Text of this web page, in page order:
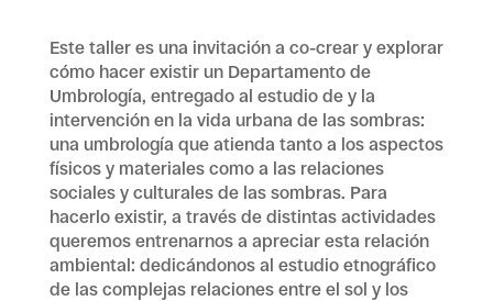
Este taller es una invitación a co-crear y explorar
cómo hacer existir un Departamento de
Umbrología, entregado al estudio de y la
intervención en la vida urbana de las sombras:
una umbrología que atienda tanto a los aspectos
físicos y materiales como a las relaciones
sociales y culturales de las sombras. Para
hacerlo existir, a través de distintas actividades
queremos entrenarnos a apreciar esta relación
ambiental: dedicándonos al estudio etnográfico
de las complejas relaciones entre el sol y los